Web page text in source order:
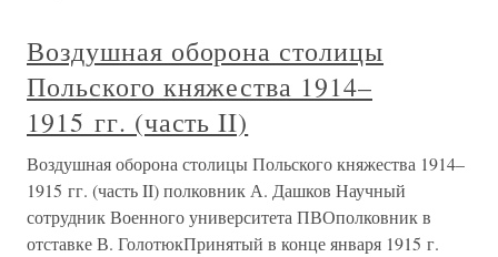
Воздушная оборона столицы
Польского княжества 1914–
1915 гг. (часть II)
Воздушная оборона столицы Польского княжества 1914–
1915 гг. (часть II) полковник А. Дашков Научный
сотрудник Военного университета ПВОполковник в
отставке В. ГолотюкПринятый в конце января 1915 г.